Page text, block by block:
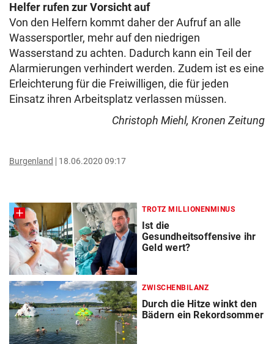
Helfer rufen zur Vorsicht auf
Von den Helfern kommt daher der Aufruf an alle
Wassersportler, mehr auf den niedrigen
Wasserstand zu achten. Dadurch kann ein Teil der
Alarmierungen verhindert werden. Zudem ist es eine
Erleichterung für die Freiwilligen, die für jeden
Einsatz ihren Arbeitsplatz verlassen müssen.
Christoph Miehl, Kronen Zeitung
Burgenland 18.06.2020 09:17
TROTZ MILLIONENMINUS
Ist die
Gesundheitsoffensive ihr
Geld wert?
ZWISCHENBILANZ
Durch die Hitze winkt den
Bädern ein Rekordsommer